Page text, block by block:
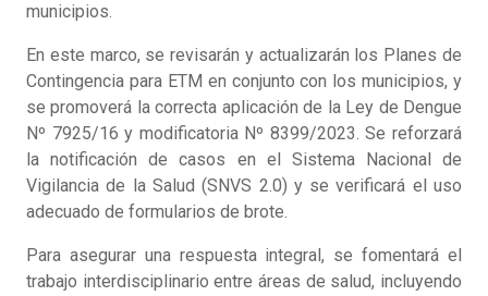
municipios.
En este marco, se revisarán y actualizarán los Planes de
Contingencia para ETM en conjunto con los municipios, y
se promoverá la correcta aplicación de la Ley de Dengue
Nº 7925/16 y modificatoria Nº 8399/2023. Se reforzará
la notificación de casos en el Sistema Nacional de
Vigilancia de la Salud (SNVS 2.0) y se verificará el uso
adecuado de formularios de brote.
Para asegurar una respuesta integral, se fomentará el
trabajo interdisciplinario entre áreas de salud, incluyendo